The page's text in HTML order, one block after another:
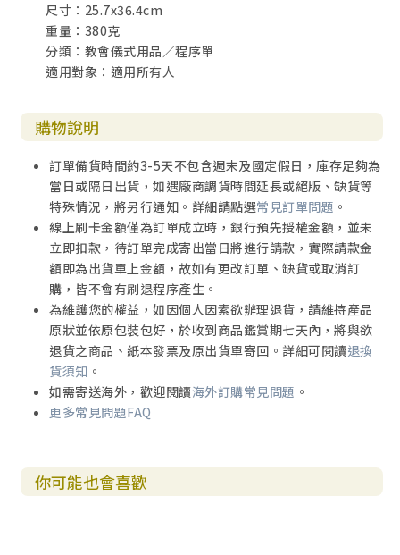
尺寸：25.7x36.4cm
重量：380克
分類：教會儀式用品／程序單
適用對象：適用所有人
購物說明
訂單備貨時間約3-5天不包含週末及國定假日，庫存足夠為
當日或隔日出貨，如遇廠商調貨時間延長或絕版、缺貨等
特殊情況，將另行通知。詳細請點選常見訂單問題 。
線上刷卡金額僅為訂單成立時，銀行預先授權金額，並未
立即扣款，待訂單完成寄出當日將進行請款，實際請款金
額即為出貨單上金額，故如有更改訂單、缺貨或取消訂
購，皆不會有刷退程序產生。
為維護您的權益，如因個人因素欲辦理退貨，請維持產品
原狀並依原包裝包好，於收到商品鑑賞期七天內，將與欲
退貨之商品、紙本發票及原出貨單寄回。詳細可閱讀退換
貨須知 。
如需寄送海外，歡迎閱讀海外訂購常見問題 。
更多常見問題FAQ
你可能也會喜歡